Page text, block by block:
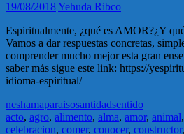
19/08/2018Yehuda Ribco
Espiritualmente, ¿qué es AMOR?¿Y
Vamos a dar respuestas concretas,
comprender mucho mejor esta gran
saber más sigue este link: https://
idioma-espiritual/
neshamaparaisosantidadsentido
acto, agro, alimento, alma, amor, animal,
celebracion, comer, conocer, constructor,